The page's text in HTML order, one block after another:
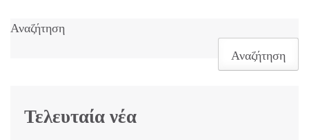
Αναζήτηση
Αναζήτηση
Τελευταία νέα